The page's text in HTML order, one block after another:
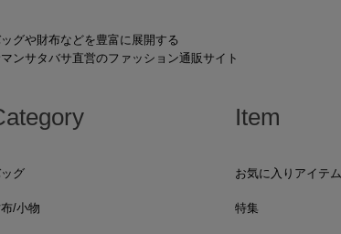
グや財布などを豊富に展開する
ンサタバサ直営のファッション通販サイト
グ
/小物
Item
お気に入りアイテム
特集